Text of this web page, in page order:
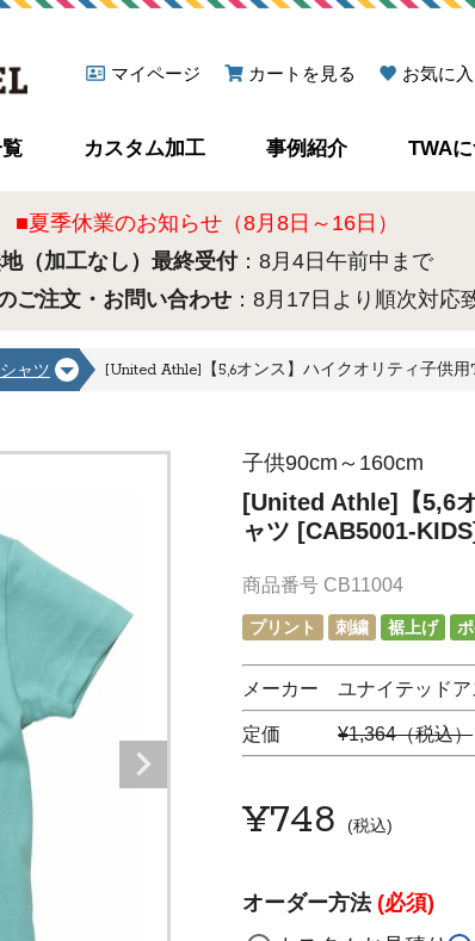
マイページ
カートを見る お気に入
カスタム加工 事例紹介 TWA
■夏季休業のお知らせ（8月8日～16日）
（加工なし）最終受付：8月4日午前中まで
ご注文・お問い合わせ ：8月17日より順次対応
ャツ [United Athle]【5,6オンス】ハイクオリティ子供
子供90cm～160cm
[United Athle]【5,6
ャツ [CAB5001-KIDS]
商品番号 CB11004
プリント 刺繍 裾上げ
メーカー ユナイテッドア
定価 ¥1,364（税込）
¥748 税込
オーダー方法 (必須)